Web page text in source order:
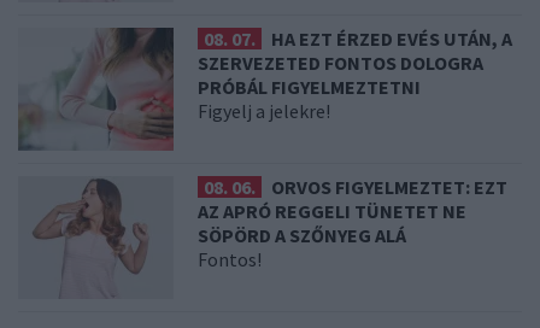
08. 07.
HA EZT ÉRZED EVÉS UTÁN, A
SZERVEZETED FONTOS DOLOGRA
PRÓBÁL FIGYELMEZTETNI
Figyelj a jelekre!
08. 06.
ORVOS FIGYELMEZTET: EZT
AZ APRÓ REGGELI TÜNETET NE
SÖPÖRD A SZŐNYEG ALÁ
Fontos!